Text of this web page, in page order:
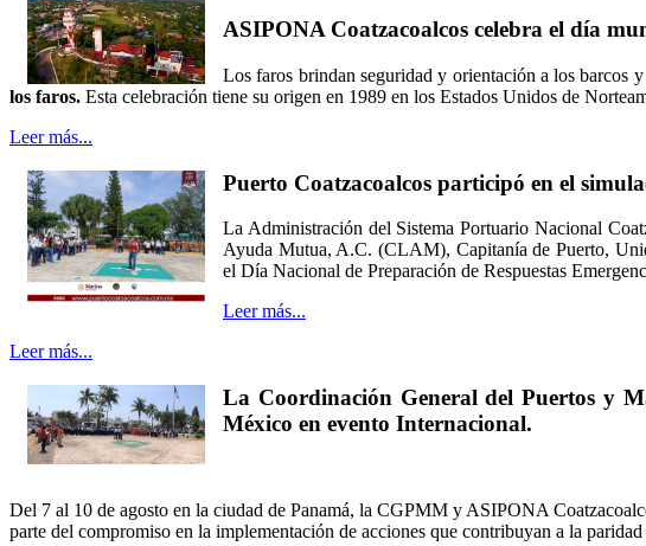
ASIPONA Coatzacoalcos celebra el día
Los faros brindan seguridad y orientación a los barcos
los faros. Esta celebración tiene su origen en 1989 en los Estados Unidos de
Leer más...
Puerto Coatzacoalcos participó en el
La Administración del Sistema Portuario Nacional
Ayuda Mutua, A.C. (CLAM), Capitanía de Puerto,
el Día Nacional de Preparación de Respuestas
Leer más...
Leer más...
La Coordinación General del Puertos y
México en evento Internacional.
Del 7 al 10 de agosto en la ciudad de Panamá, la CGPMM y ASIPONA
parte del compromiso en la implementación de acciones que contribuyan a la